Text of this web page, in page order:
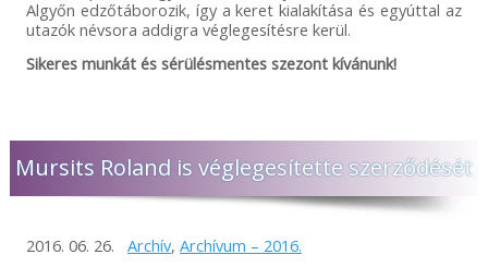
Algyőn edzőtáborozik, így a keret kialakítása és egyúttal az
utazók névsora addigra véglegesítésre kerül.
Sikeres munkát és sérülésmentes szezont kívánunk!
Mursits Roland is véglegesítette szerződését
2016. 06. 26. Archív, Archívum – 2016.